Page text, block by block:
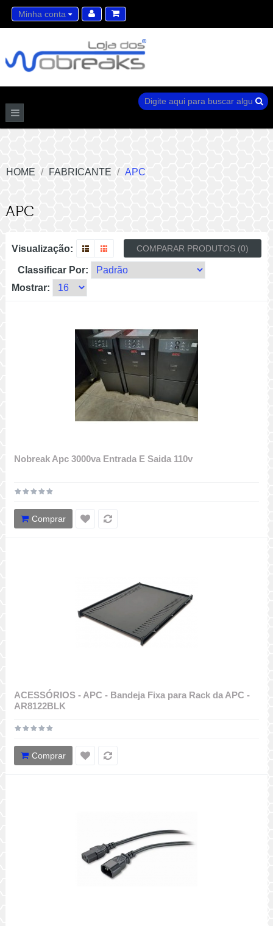
Minha conta
HOME FABRICANTE APC
APC
Visualização: COMPARAR PRODUTOS (0)
Classificar Por:
Mostrar:
Nobreak Apc 3000va Entrada E Saida 110v
Comprar
ACESSÓRIOS - APC - Bandeja Fixa para Rack da APC -
AR8122BLK
Comprar